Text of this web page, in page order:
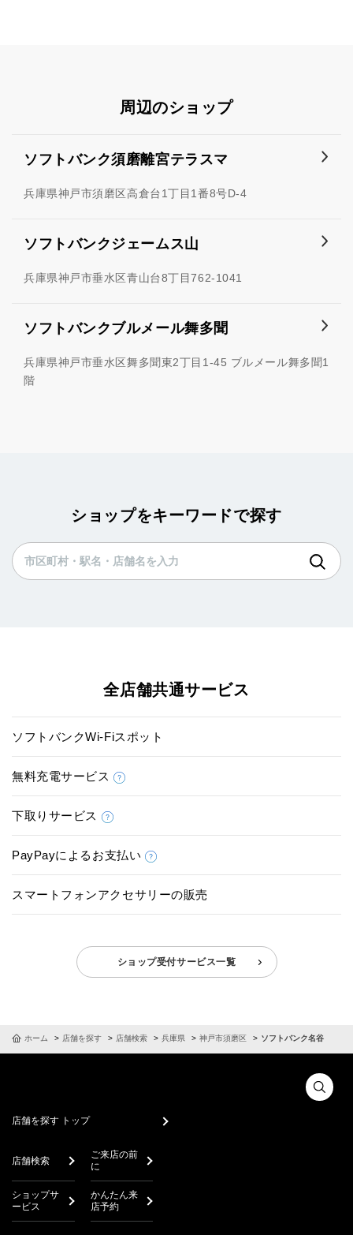
周辺のショップ
ソフトバンク須磨離宮テラスマ
兵庫県神戸市須磨区高倉台1丁目1番8号D‐4
ソフトバンクジェームス山
兵庫県神戸市垂水区青山台8丁目762-1041
ソフトバンクブルメール舞多聞
兵庫県神戸市垂水区舞多聞東2丁目1-45 ブルメール舞多聞1
階
ショップをキーワードで探す
全店舗共通サービス
ソフトバンクWi-Fiスポット
無料充電サービス
下取りサービス
PayPayによるお支払い
スマートフォンアクセサリーの販売
ショップ受付サービス一覧
ホーム 店舗を探す 店舗検索 兵庫県 神戸市須磨区 ソフトバンク名谷
店舗を探す トップ
店舗検索
ご来店の前
に
ショップサ
ービス
かんたん来
店予約